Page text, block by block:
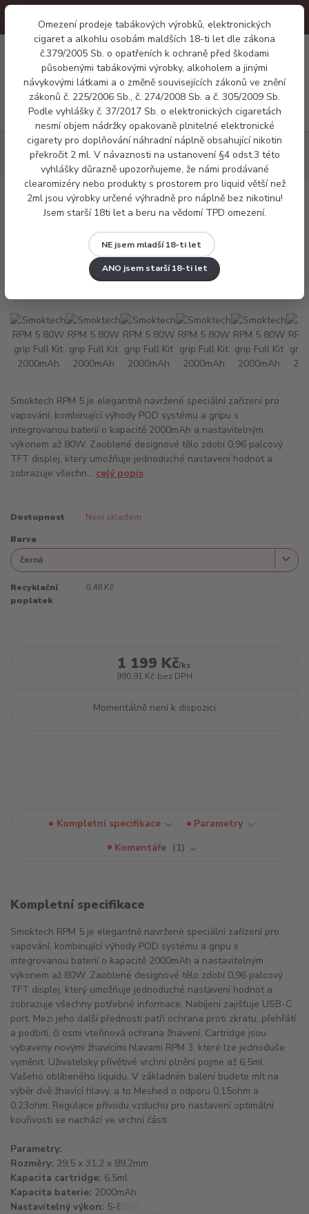
Omezení prodeje tabákových výrobků, elektronických
cigaret a alkohlu osobám maldších 18-ti let dle zákona
č.379/2005 Sb. o opatřeních k ochraně před škodami
působenými tabákovými výrobky, alkoholem a jinými
návykovými látkami a o změně souvisejících zákonů ve znění
zákonů č. 225/2006 Sb., č. 274/2008 Sb. a č. 305/2009 Sb.
Podle vyhlášky č. 37/2017 Sb. o elektronických cigaretách
nesmí objem nádržky opakovaně plnitelné elektronické
cigarety pro doplňování náhradní náplně obsahující nikotin
překročit 2 ml. V návaznosti na ustanovení §4 odst.3 této
vyhlášky důrazně upozorňujeme, že námi prodávané
clearomizéry nebo produkty s prostorem pro liquid větší než
2ml jsou výrobky určené výhradně pro náplně bez nikotinu!
Jsem starší 18ti let a beru na vědomí TPD omezení.
NE jsem mladší 18-ti let
ANO jsem starší 18-ti let
Menu
0 Kč
Elektronické cigarety
Smoktech RPM 5 80W grip Full Kit
Smoktech RPM 5 80W grip Full Kit
Smoktech RPM 5 je elegantně navržené speciální zařízení pro
vapování, kombinující výhody POD systému a gripu s
integrovanou baterií o kapacitě 2000mAh a nastavitelným
výkonem až 80W. Zaoblené designové tělo zdobí 0,96 palcový
TFT displej, který umožňuje jednoduché nastavení hodnot a
zobrazuje všechn... celý popis
Dostupnost Není skladem
Barva
Recyklační
poplatek
0,48 Kč
1 199 Kč/ks
990,91 Kč bez DPH
Momentálně není k dispozici
Kompletní specifikace
Parametry
Komentáře
1
Kompletní specifikace
Smoktech RPM 5 je elegantně navržené speciální zařízení pro
vapování, kombinující výhody POD systému a gripu s
integrovanou baterií o kapacitě 2000mAh a nastavitelným
výkonem až 80W. Zaoblené designové tělo zdobí 0,96 palcový
TFT displej, který umožňuje jednoduché nastavení hodnot a
zobrazuje všechny potřebné informace. Nabíjení zajišťuje USB-C
port. Mezi jeho další přednosti patří ochrana proti zkratu, přehřátí
a podbití, či osmi vteřinová ochrana žhavení. Cartridge jsou
vybaveny novými žhavícími hlavami RPM 3, které lze jednoduše
vyměnit. Uživatelsky přívětivé vrchní plnění pojme až 6,5ml
Vašeho oblíbeného liquidu. V základním balení budete mít na
výběr dvě žhavící hlavy, a to Meshed o odporu 0,15ohm a
0,23ohm. Regulace přívodu vzduchu pro nastavení optimální
kouřivosti se nachází ve vrchní části.
Parametry:
Rozměry: 29,5 x 31,2 x 89,2mm
Kapacita cartridge: 6,5ml
Kapacita baterie: 2000mAh
Nastavitelný výkon: 5-80W